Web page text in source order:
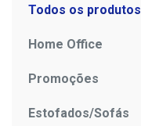
Todos os produtos
Home Office
Promoções
Estofados/Sofás